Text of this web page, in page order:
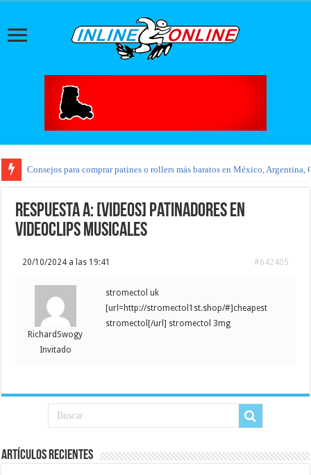
Consejos para comprar patines o rollers más baratos en México, Argentina,
Respuesta a: [VIDEOS] Patinadores en
videoclips musicales
20/10/2024 a las 19:41 #642405
RichardSwogy
Invitado
stromectol uk
[url=http://stromectol1st.shop/#]cheapest
stromectol[/url] stromectol 3mg
Artículos recientes